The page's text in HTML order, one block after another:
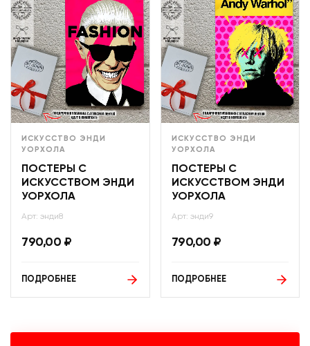
ИСКУССТВО ЭНДИ
УОРХОЛА
ПОСТЕРЫ С
ИСКУССТВОМ ЭНДИ
УОРХОЛА
Арт: энди8
790,00 ₽
ПОДРОБНЕЕ
ИСКУССТВО ЭНДИ
УОРХОЛА
ПОСТЕРЫ С
ИСКУССТВОМ ЭНДИ
УОРХОЛА
Арт: энди9
790,00 ₽
ПОДРОБНЕЕ